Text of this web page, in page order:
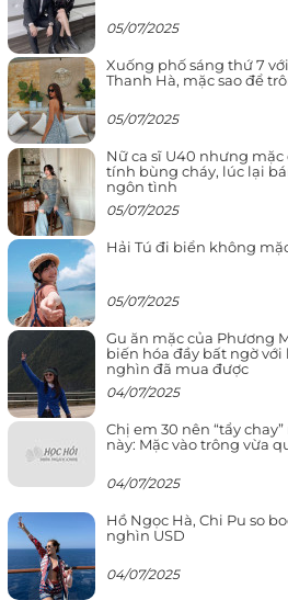
05/07/2025
Xuống phố sáng thứ 7
Thanh Hà, mặc sao để
05/07/2025
Nữ ca sĩ U40 nhưng mặc
tính bùng cháy, lúc lại
ngôn tình
05/07/2025
Hải Tú đi biển không
05/07/2025
Gu ăn mặc của Phương
biến hóa đầy bất ngờ
nghìn đã mua được
04/07/2025
Chị em 30 nên “tẩy
này: Mặc vào trông vừa
04/07/2025
Hồ Ngọc Hà, Chi Pu so
nghìn USD
04/07/2025